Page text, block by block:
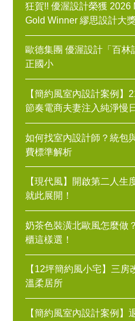
狂賀!! 優渥設計榮獲 2026
Gold Winner 繆思設計大
歐德集團 優渥設計「百林
正國小
【簡約風室內設計案例】
節奏電商夫妻注入純淨慢
如何找室內設計師？統包
費標準解析
【現代風】開啟第二人生
就此展開！
奶茶色裝潢北歐風怎麼做
櫃這樣選！
【12坪簡約風小宅】三
溫柔居所
【簡約風室內設計案例】